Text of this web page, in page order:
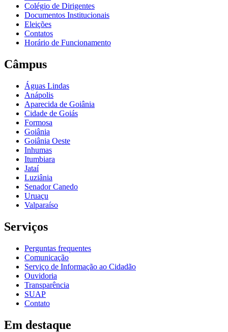
Colégio de Dirigentes
Documentos Institucionais
Eleições
Contatos
Horário de Funcionamento
Câmpus
Águas Lindas
Anápolis
Aparecida de Goiânia
Cidade de Goiás
Formosa
Goiânia
Goiânia Oeste
Inhumas
Itumbiara
Jataí
Luziânia
Senador Canedo
Uruaçu
Valparaíso
Serviços
Perguntas frequentes
Comunicação
Serviço de Informação ao Cidadão
Ouvidoria
Transparência
SUAP
Contato
Em destaque